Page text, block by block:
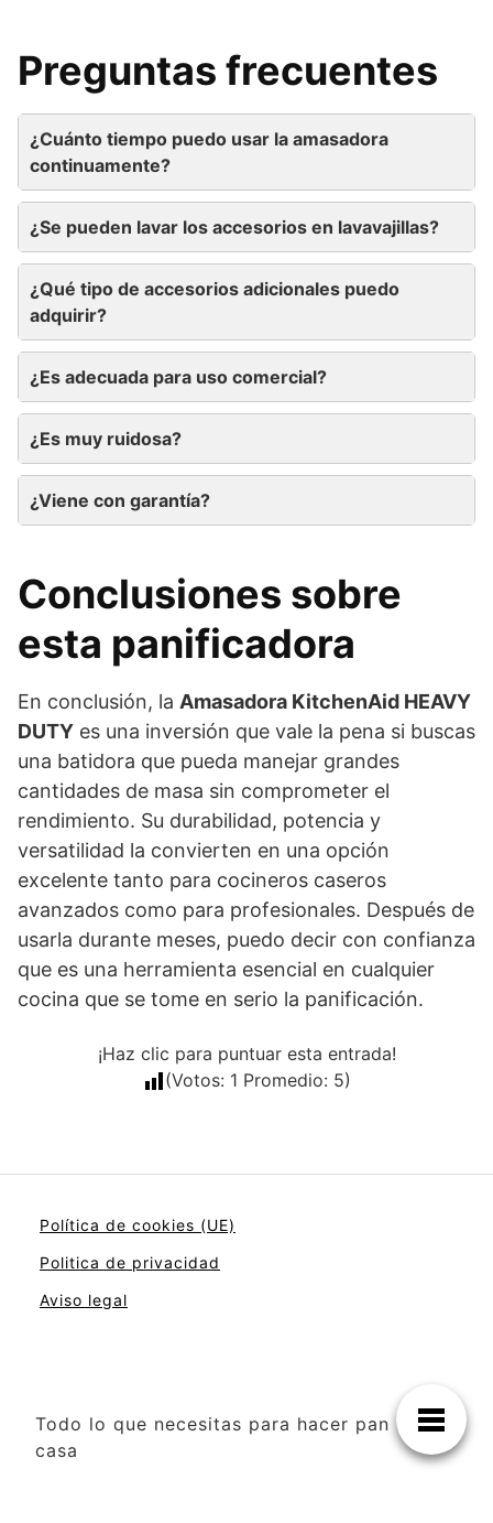
Preguntas frecuentes
¿Cuánto tiempo puedo usar la amasadora
continuamente?
¿Se pueden lavar los accesorios en lavavajillas?
¿Qué tipo de accesorios adicionales puedo
adquirir?
¿Es adecuada para uso comercial?
¿Es muy ruidosa?
¿Viene con garantía?
Conclusiones sobre
esta panificadora
En conclusión, la Amasadora KitchenAid HEAVY
DUTY es una inversión que vale la pena si buscas
una batidora que pueda manejar grandes
cantidades de masa sin comprometer el
rendimiento. Su durabilidad, potencia y
versatilidad la convierten en una opción
excelente tanto para cocineros caseros
avanzados como para profesionales. Después de
usarla durante meses, puedo decir con confianza
que es una herramienta esencial en cualquier
cocina que se tome en serio la panificación.
¡Haz clic para puntuar esta entrada!
(Votos: 1 Promedio: 5)
Política de cookies (UE)
Politica de privacidad
Aviso legal
Todo lo que necesitas para hacer pan en
casa